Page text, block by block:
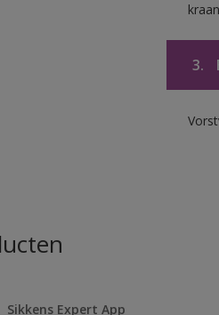
3.
Sikkens Expert App